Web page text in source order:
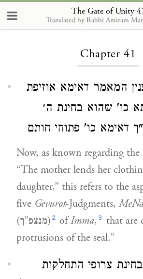
The Gate of Unity
Translated by Rabbi Amiram
Loading...
Chapter 41
המאמר דאימא אוזיפת
כו' שהוא בחינת ה׳
דאימא כו' פתוחי חותם
Now, as known regarding
“The mother lends her
daughter,” this refers to the
five Gevurot-Judgments,
(מנצפ”ך) 2 ofImma, 3 that are
protrusions of the seal.”
צרופי התחלקות